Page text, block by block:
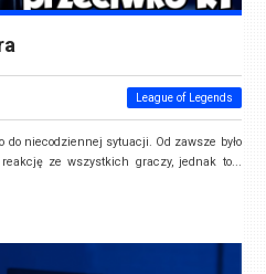
League of Legends
do niecodziennej sytuacji. Od zawsze było
ze wszystkich graczy, jednak to...